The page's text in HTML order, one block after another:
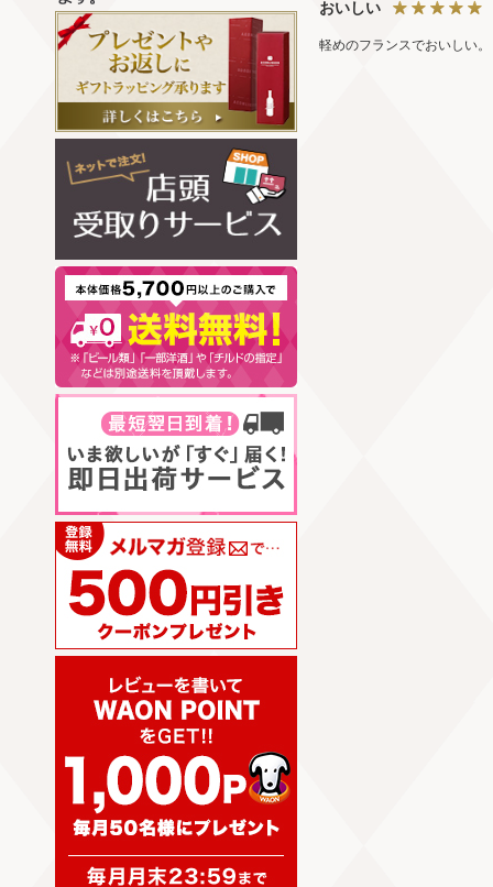
おいしい
軽めのフランスでおいしい